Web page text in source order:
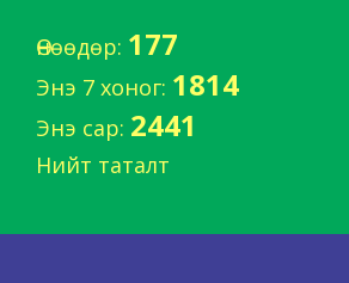
Өнөөдөр: 177
Энэ 7 хоног: 1814
Энэ сар: 2441
Нийт таталт